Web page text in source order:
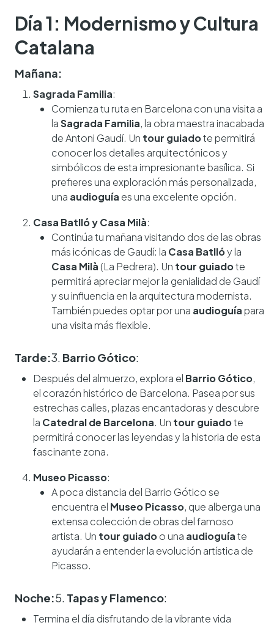
Día 1: Modernismo y Cultura
Catalana
Mañana:
Sagrada Familia:
Comienza tu ruta en Barcelona con una visita a
laSagrada Familia, la obra maestra inacabada
de Antoni Gaudí. Un tour guiadote permitirá
conocer los detalles arquitectónicos y
simbólicos de esta impresionante basílica. Si
prefieres una exploración más personalizada,
una audioguía es una excelente opción.
Casa Batlló y Casa Milà:
Continúa tu mañana visitando dos de las obras
más icónicas de Gaudí: la Casa Batllóy la
Casa Milà (La Pedrera). Un tour guiadote
permitirá apreciar mejor la genialidad de Gaudí
y su influencia en la arquitectura modernista.
También puedes optar por una audioguía para
una visita más flexible.
Tarde:3. Barrio Gótico:
Después del almuerzo, explora el Barrio Gótico,
el corazón histórico de Barcelona. Pasea por sus
estrechas calles, plazas encantadoras y descubre
la Catedral de Barcelona. Un tour guiadote
permitirá conocer las leyendas y la historia de esta
fascinante zona.
Museo Picasso:
A poca distancia del Barrio Gótico se
encuentra el Museo Picasso, que alberga una
extensa colección de obras del famoso
artista. Un tour guiadoo una audioguíate
ayudarán a entender la evolución artística de
Picasso.
Noche:5. Tapas y Flamenco:
Termina el día disfrutando de la vibrante vida